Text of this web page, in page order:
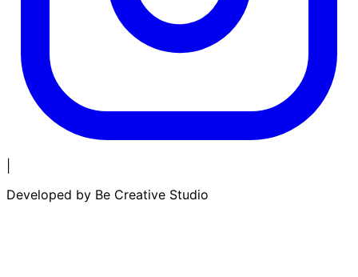
Developed by Be Creative Studio